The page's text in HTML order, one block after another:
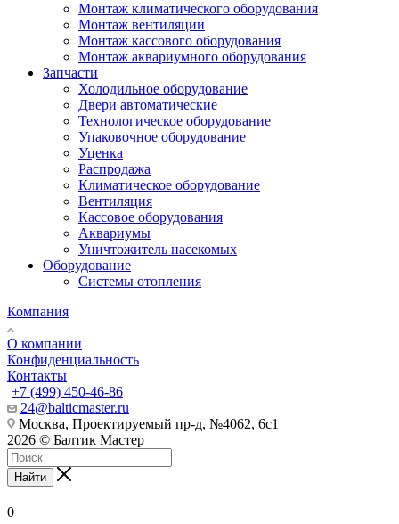
Монтаж климатического оборудования
Монтаж вентиляции
Монтаж кассового оборудования
Монтаж аквариумного оборудования
Запчасти
Холодильное оборудование
Двери автоматические
Технологическое оборудование
Упаковочное оборудование
Уценка
Распродажа
Климатическое оборудование
Вентиляция
Кассовое оборудования
Аквариумы
Уничтожитель насекомых
Оборудование
Системы отопления
Компания
О компании
Конфиденциальность
Контакты
+7 (499) 450-46-86
24@balticmaster.ru
Москва, Проектируемый пр-д, №4062, 6с1
2026 © Балтик Мастер
Найти
0